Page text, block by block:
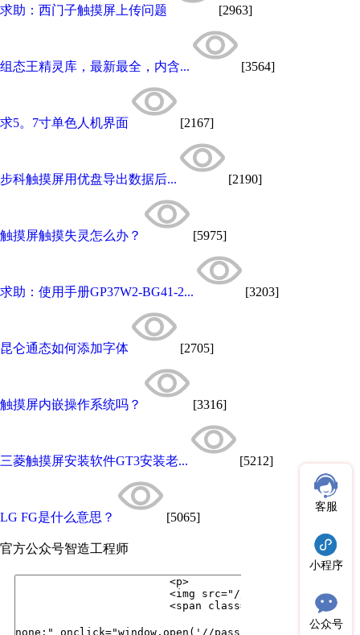
求助：西门子触摸屏上传问题 [2963]
组态王精灵库，最新最全，内含... [3564]
求5。7寸单色人机界面 [2167]
步科触摸屏用优盘导出数据后... [2190]
触摸屏触摸失灵怎么办？ [5975]
求助：使用手册GP37W2-BG41-2... [3203]
昆仑通态如何添加字体 [2705]
触摸屏内嵌操作系统吗？ [3316]
三菱触摸屏安装软件GT3安装老... [5212]
LG FG是什么意思？ [5065]
官方公众号智造工程师
客服
小程序
公众号